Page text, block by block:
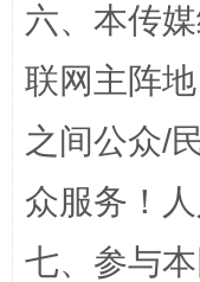
在谋一
六、本传
联网主阵
之间公众/
众服务！人
七、参与